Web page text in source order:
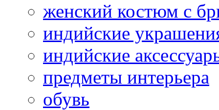
женский костюм с
индийские
индийские
предметы интерьера
обувь